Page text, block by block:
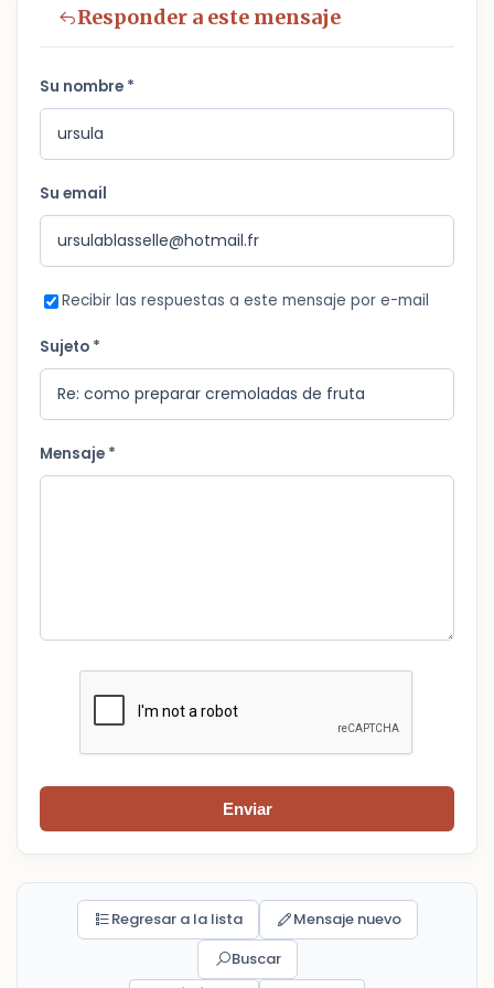
Responder a este mensaje
Su nombre *
Su email
Recibir las respuestas a este mensaje por e-mail
Sujeto *
Mensaje *
Enviar
Regresar a la lista
Mensaje nuevo
Buscar